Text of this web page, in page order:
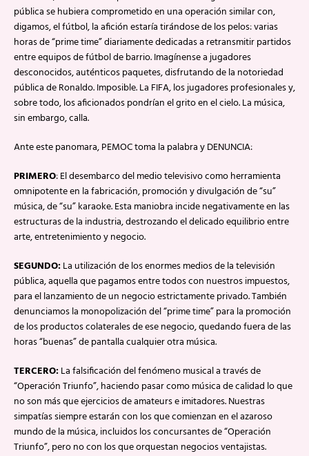
pública se hubiera comprometido en una operación similar con,
digamos, el fútbol, la afición estaría tirándose de los pelos: varias
horas de “prime time” diariamente dedicadas a retransmitir partidos
entre equipos de fútbol de barrio. Imagínense a jugadores
desconocidos, auténticos paquetes, disfrutando de la notoriedad
pública de Ronaldo. Imposible. La FIFA, los jugadores profesionales y,
sobre todo, los aficionados pondrían el grito en el cielo. La música,
sin embargo, calla.
Ante este panomara, PEMOC toma la palabra y DENUNCIA:
PRIMERO: El desembarco del medio televisivo como herramienta
omnipotente en la fabricación, promoción y divulgación de “su”
música, de “su” karaoke. Esta maniobra incide negativamente en las
estructuras de la industria, destrozando el delicado equilibrio entre
arte, entretenimiento y negocio.
SEGUNDO:La utilización de los enormes medios de la televisión
pública, aquella que pagamos entre todos con nuestros impuestos,
para el lanzamiento de un negocio estrictamente privado. También
denunciamos la monopolización del “prime time” para la promoción
de los productos colaterales de ese negocio, quedando fuera de las
horas “buenas” de pantalla cualquier otra música.
TERCERO:La falsificación del fenómeno musical a través de
“Operación Triunfo”, haciendo pasar como música de calidad lo que
no son más que ejercicios de amateurs e imitadores. Nuestras
simpatías siempre estarán con los que comienzan en el azaroso
mundo de la música, incluidos los concursantes de “Operación
Triunfo”, pero no con los que orquestan negocios ventajistas.